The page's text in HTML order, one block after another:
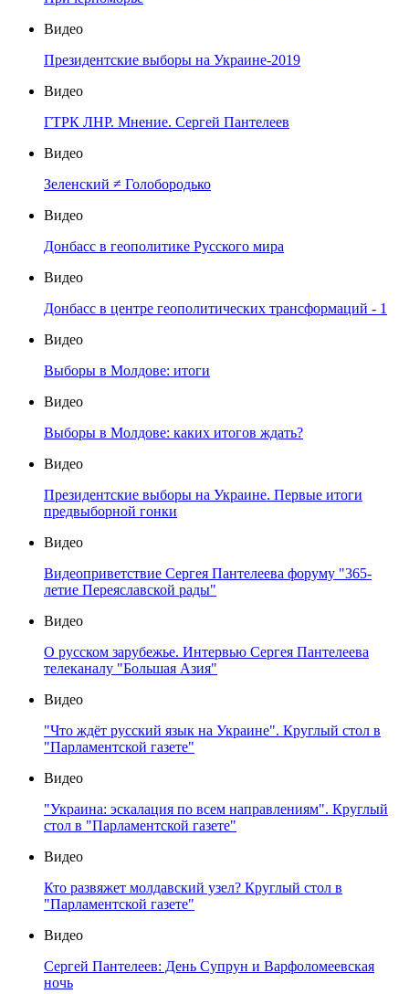
Видео
Президентские выборы на Украине-2019
Видео
ГТРК ЛНР. Мнение. Сергей Пантелеев
Видео
Зеленский ≠ Голобородько
Видео
Донбасс в геополитике Русского мира
Видео
Донбасс в центре геополитических трансформаций - 1
Видео
Выборы в Молдове: итоги
Видео
Выборы в Молдове: каких итогов ждать?
Видео
Президентские выборы на Украине. Первые итоги
предвыборной гонки
Видео
Видеоприветствие Сергея Пантелеева форуму "365-
летие Переяславской рады"
Видео
О русском зарубежье. Интервью Сергея Пантелеева
телеканалу "Большая Азия"
Видео
"Что ждёт русский язык на Украине". Круглый стол в
"Парламентской газете"
Видео
"Украина: эскалация по всем направлениям". Круглый
стол в "Парламентской газете"
Видео
Кто развяжет молдавский узел? Круглый стол в
"Парламентской газете"
Видео
Сергей Пантелеев: День Супрун и Варфоломеевская
ночь